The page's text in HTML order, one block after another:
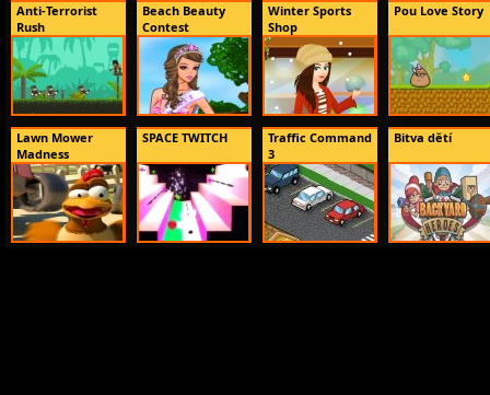
Anti-Terrorist
Rush
Beach Beauty
Contest
Winter Sports
Shop
Pou Love Story
Lawn Mower
Madness
SPACE TWITCH
Traffic Command
3
Bitva dětí